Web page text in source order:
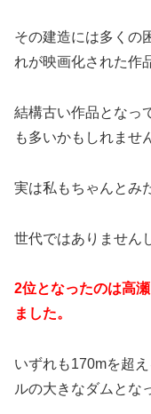
その建造には多くの
れが映画化された作
結構古い作品となっ
も多いかもしれませ
実は私もちゃんとみ
世代ではありません
2位となったのは高
ました。
いずれも170mを超
ルの大きなダムとな